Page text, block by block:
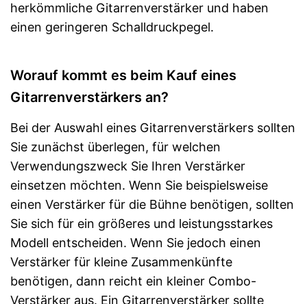
herkömmliche Gitarrenverstärker und haben
einen geringeren Schalldruckpegel.
Worauf kommt es beim Kauf eines
Gitarrenverstärkers an?
Bei der Auswahl eines Gitarrenverstärkers sollten
Sie zunächst überlegen, für welchen
Verwendungszweck Sie Ihren Verstärker
einsetzen möchten. Wenn Sie beispielsweise
einen Verstärker für die Bühne benötigen, sollten
Sie sich für ein größeres und leistungsstarkes
Modell entscheiden. Wenn Sie jedoch einen
Verstärker für kleine Zusammenkünfte
benötigen, dann reicht ein kleiner Combo-
Verstärker aus. Ein Gitarrenverstärker sollte